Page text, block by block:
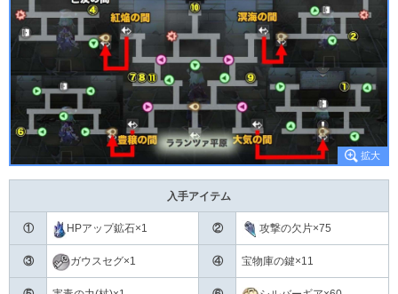
入手アイテム
① HPアップ鉱石×1 ② 攻撃の欠片×75
③ ガウスセグ×1 ④ 宝物庫の鍵×11